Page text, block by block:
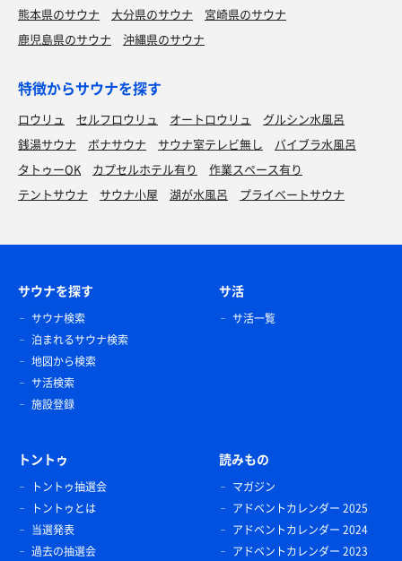
熊本県のサウナ
大分県のサウナ
宮崎県のサウナ
鹿児島県のサウナ
沖縄県のサウナ
特徴からサウナを探す
ロウリュ セルフロウリュ オートロウリュ
グルシン水風呂
銭湯サウナ
ボナサウナ サウナ室テレビ無し
バイブラ水風呂
タトゥーOK
カプセルホテル有り
作業スペース有り
テントサウナ
サウナ小屋 湖が水風呂 プライベートサウナ
サウナを探す
サウナ検索
泊まれるサウナ検索
地図から検索
サ活検索
施設登録
サ活
サ活一覧
トントゥ
トントゥ抽選会
トントゥとは
当選発表
過去の抽選会
読みもの
マガジン
アドベントカレンダー 2025
アドベントカレンダー 2024
アドベントカレンダー 2023